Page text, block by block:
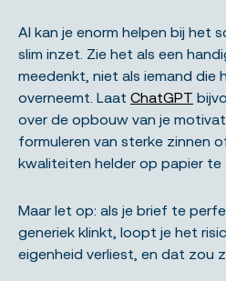
AI kan je enorm helpen bij het
slim inzet. Zie het als een
meedenkt, niet als iemand die
overneemt. Laat ChatGPT
over de opbouw van je
formuleren van sterke zinnen
kwaliteiten helder op papier te
Maar let op: als je brief te
generiek klinkt, loopt je het
eigenheid verliest, en dat zou